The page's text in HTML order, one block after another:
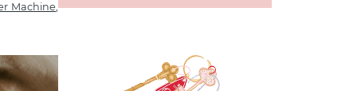
Machine,